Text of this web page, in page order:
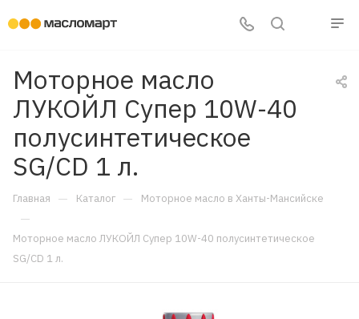
Моторное масло
ЛУКОЙЛ Супер 10W-40
полусинтетическое
SG/CD 1 л.
Главная — Каталог — Моторное масло в Ханты-Мансийске
—
Моторное масло ЛУКОЙЛ Супер 10W-40 полусинтетическое
SG/CD 1 л.